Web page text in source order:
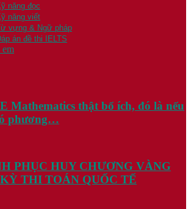
năng đọc
năng viết
vựng & Ngữ pháp
án đề thi IELTS
em
Mathematics thật bổ ích, đó là nếu
phương…
PHỤC HUY CHƯƠNG VÀNG
THI TOÁN QUỐC TẾ